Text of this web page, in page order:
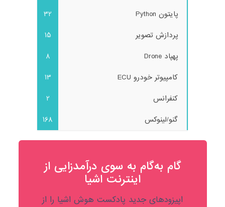
پایتون Python
32
پردازش تصویر
15
پهپاد Drone
8
کامپیوتر خودرو ECU
13
کنفرانس
2
گنو/لینوکس
168
گام به‌گام به‌ سوی درآمدزایی از
اینترنت اشیا
اپیزودهای جدید پادکست هوش اشیا را از